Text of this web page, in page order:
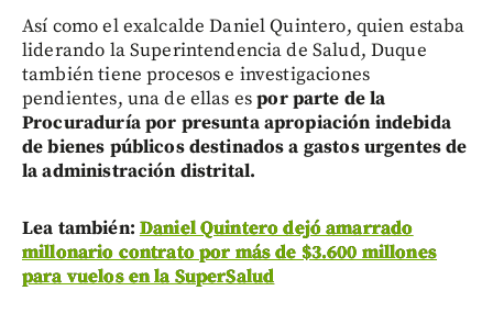
Así como el exalcalde Daniel Quintero, quien estaba
liderando la Superintendencia de Salud, Duque
también tiene procesos e investigaciones
pendientes, una de ellas espor parte de la
Procuraduría por presunta apropiación indebida
de bienes públicos destinados a gastos urgentes de
la administración distrital.
Lea también: Daniel Quintero dejó amarrado
millonario contrato por más de $3.600 millones
para vuelos en la SuperSalud